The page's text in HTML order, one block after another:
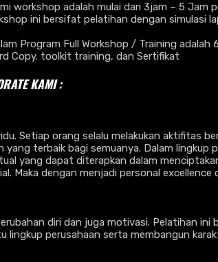
workshop adalah mulai dari 3jam – 5
ini bersifat pelatihan dengan
Program Full Workshop / Training
Copy. toolkit training, dan Sertifikat
KAMI :
Setiap orang selalu melakukan aktifitas
terbaik bagi semuanya. Dalam
yang dapat diterapkan dalam
Maka dengan menjadi personal
diri dan juga motivasi. Pelatihan
lingkup perusahaan serta membangun